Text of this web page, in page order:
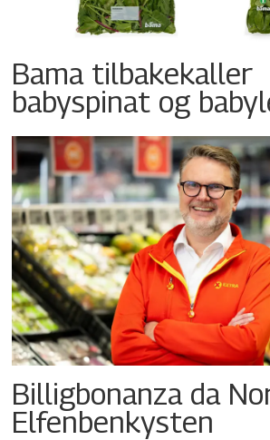
Bama tilbakekaller
babyspinat og
Billigbonanza da
Elfenbenkysten